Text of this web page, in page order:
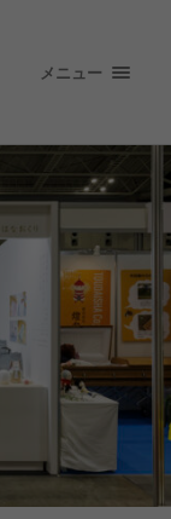
メニュー